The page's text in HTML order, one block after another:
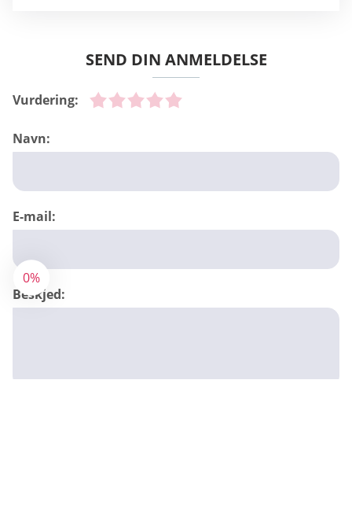
0%
SEND DIN ANMELDELSE
Vurdering:
Navn:
E-mail:
Beskjed: